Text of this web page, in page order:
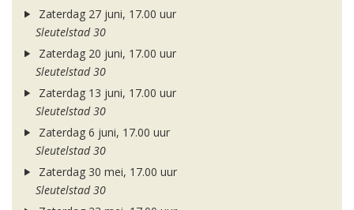
Zaterdag 27 juni, 17.00 uur
Sleutelstad 30
Zaterdag 20 juni, 17.00 uur
Sleutelstad 30
Zaterdag 13 juni, 17.00 uur
Sleutelstad 30
Zaterdag 6 juni, 17.00 uur
Sleutelstad 30
Zaterdag 30 mei, 17.00 uur
Sleutelstad 30